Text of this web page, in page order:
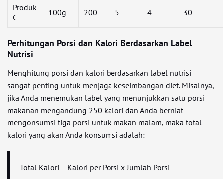
Produk
C
100g 200 5 4 30
Perhitungan Porsi dan Kalori Berdasarkan Label
Nutrisi
Menghitung porsi dan kalori berdasarkan label nutrisi
sangat penting untuk menjaga keseimbangan diet. Misalnya,
jika Anda menemukan label yang menunjukkan satu porsi
makanan mengandung 250 kalori dan Anda berniat
mengonsumsi tiga porsi untuk makan malam, maka total
kalori yang akan Anda konsumsi adalah:
Total Kalori = Kalori per Porsi x Jumlah Porsi